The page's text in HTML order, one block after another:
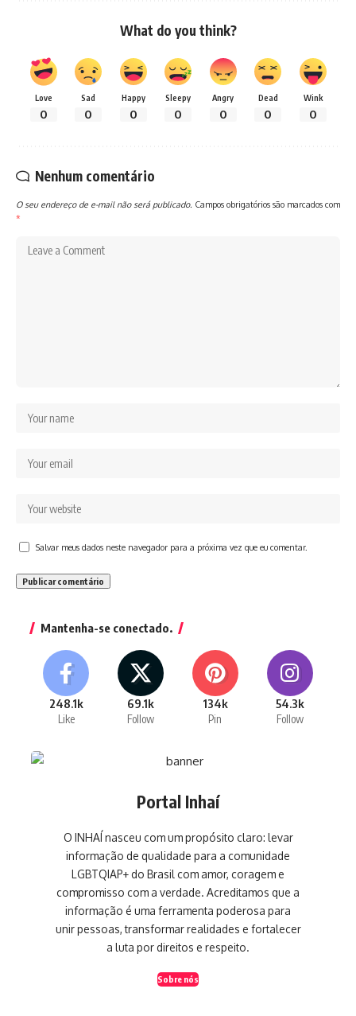
What do you think?
Love
0
Sad
0
Happy
0
Sleepy
0
Angry
0
Dead
0
Wink
0
Nenhum comentário
O seu endereço de e-mail não será publicado. Campos obrigatórios são marcados com
*
Salvar meus dados neste navegador para a próxima vez que eu comentar.
Mantenha-se conectado.
248.1k
Like
69.1k
Follow
134k
Pin
54.3k
Follow
Portal Inhaí
O INHAÍ nasceu com um propósito claro: levar
informação de qualidade para a comunidade
LGBTQIAP+ do Brasil com amor, coragem e
compromisso com a verdade. Acreditamos que a
informação é uma ferramenta poderosa para
unir pessoas, transformar realidades e fortalecer
a luta por direitos e respeito.
Sobre nós